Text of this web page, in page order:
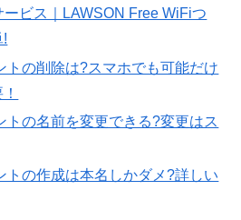
ービス｜LAWSON Free WiFiつ
!
トの削除は?スマホでも可能だけ
トの名前を変更できる?変更はス
トの作成は本名しかダメ?詳しい